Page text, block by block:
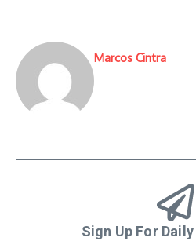
Marcos Cintra
Sign Up For